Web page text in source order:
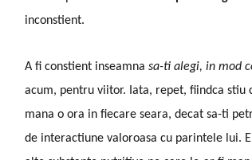
inconstient.
A fi constient inseamna sa-ti alegi, in mod
acum, pentru viitor. Iata, repet, fiindca
mana o ora in fiecare seara, decat sa-ti
de interactiune valoroasa cu parintele lui.